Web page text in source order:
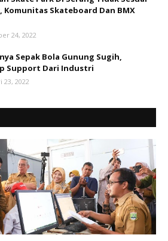
Komunitas Skateboard Dan BMX
24, 2022
Sepak Bola Gunung Sugih,
Support Dari Industri
23, 2022